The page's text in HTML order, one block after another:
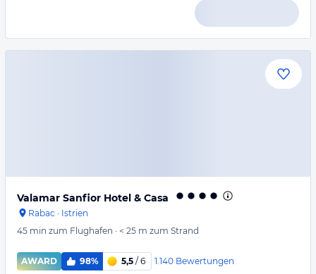
Valamar Sanfior Hotel & Casa
Rabac · Istrien
45 min zum Flughafen · < 25 m zum Strand
AWARD 98% 5,5 / 6 1.140 Bewertungen